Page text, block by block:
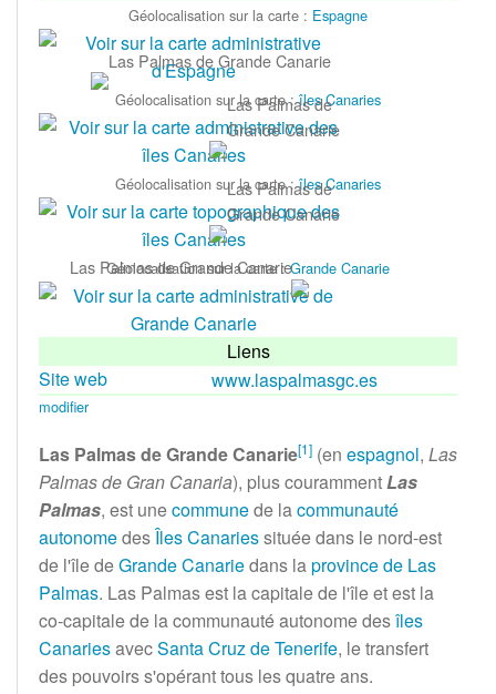
Géolocalisation sur la carte : Espagne
Las Palmas de Grande Canarie
Géolocalisation sur la carte :îles Canaries
Las Palmas de
Grande Canarie
Géolocalisation sur la carte :îles Canaries
Las Palmas de
Grande Canarie
Géolocalisation sur la carte :Grande Canarie
Las Palmas de Grande Canarie
Liens
Site web
www.laspalmasgc.es
modifier
Las Palmas de Grande Canarie[1] (en espagnol, Las
Palmas de Gran Canaria), plus courammentLas
Palmas, est unecommunede lacommunauté
autonomedesÎles Canariessituée dans le nord-est
de l'île deGrande Canariedans laprovince de Las
Palmas. Las Palmas est la capitale de l'île et est la
co-capitale de la communauté autonome desîles
CanariesavecSanta Cruz de Tenerife, le transfert
des pouvoirs s'opérant tous les quatre ans.